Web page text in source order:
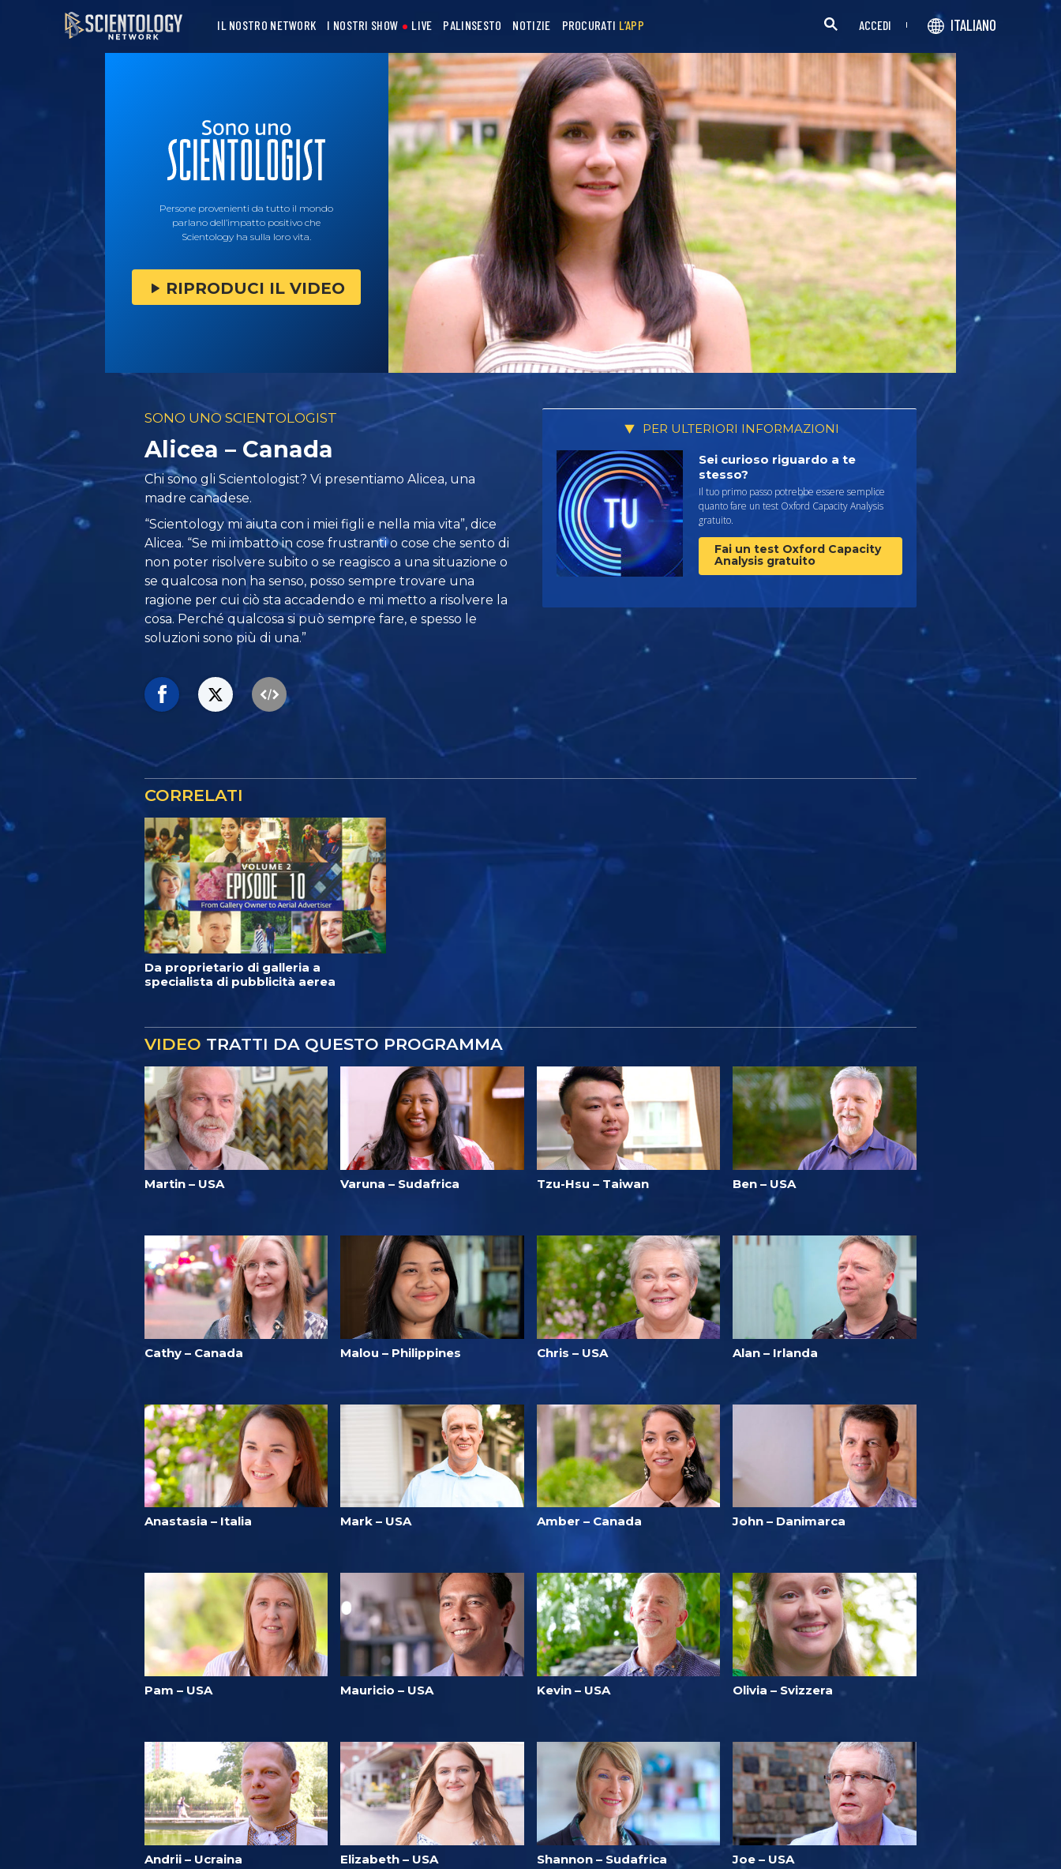
IL NOSTRO NETWORK I NOSTRI SHOW LIVE PALINSESTO NOTIZIE PROCURATI L’APP ACCEDI ITALIANO
Persone provenienti da tutto il mondo
parlano dell’impatto positivo che
Scientology ha sulla loro vita.
RIPRODUCI IL VIDEO
SONO UNO SCIENTOLOGIST
Alicea – Canada
Chi sono gli Scientologist? Vi presentiamo Alicea, una
madre canadese.
“Scientology mi aiuta con i miei figli e nella mia vita”, dice
Alicea. “Se mi imbatto in cose frustranti o cose che sento di
non poter risolvere subito o se reagisco a una situazione o
se qualcosa non ha senso, posso sempre trovare una
ragione per cui ciò sta accadendo e mi metto a risolvere la
cosa. Perché qualcosa si può sempre fare, e spesso le
soluzioni sono più di una.”
PER ULTERIORI INFORMAZIONI
Sei curioso riguardo a te
stesso?
Il tuo primo passo potrebbe essere semplice
quanto fare un test Oxford Capacity Analysis
gratuito.
Fai un test Oxford Capacity
Analysis gratuito
CORRELATI
Da proprietario di galleria a
specialista di pubblicità aerea
VIDEO TRATTI DA QUESTO PROGRAMMA
Martin – USA Varuna – Sudafrica Tzu-Hsu – Taiwan Ben – USA
Cathy – Canada Malou – Philippines Chris – USA Alan – Irlanda
Anastasia – Italia Mark – USA Amber – Canada John – Danimarca
Pam – USA Mauricio – USA Kevin – USA Olivia – Svizzera
Andrii – Ucraina Elizabeth – USA Shannon – Sudafrica Joe – USA